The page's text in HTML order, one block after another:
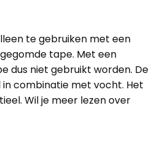
te gebruiken met een
tape. Met een
dus niet gebruikt worden. De
combinatie met vocht. Het
Wil je meer lezen over